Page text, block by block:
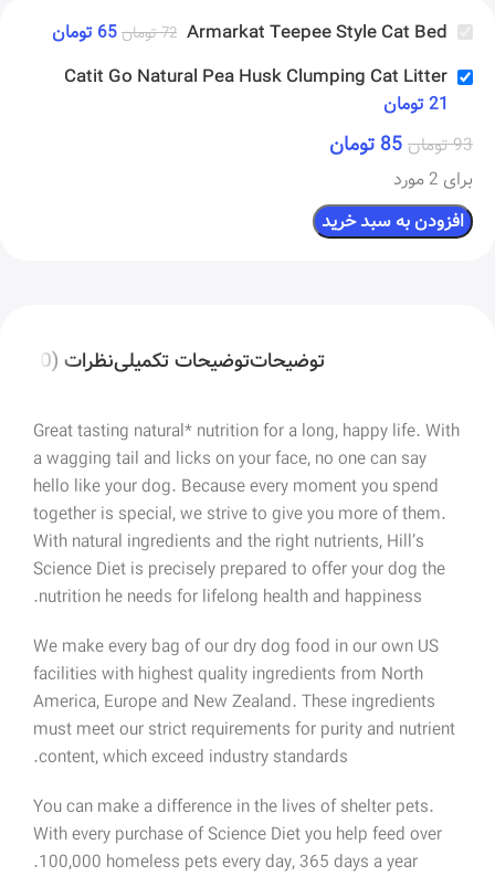
Armarkat Teepee Style Cat Bed
72تومان65 تومان
Catit Go Natural Pea Husk Clumping Cat Litter
21تومان
93تومان 85 تومان
برای 2 مورد
افزودن به سبد خرید
توضیحاتتوضیحات تکمیلینظرات (0)
Great tasting natural* nutrition for a long, happy life. With
a wagging tail and licks on your face, no one can say
hello like your dog. Because every moment you spend
together is special, we strive to give you more of them.
With natural ingredients and the right nutrients, Hill’s
Science Diet is precisely prepared to offer your dog the
nutrition he needs for lifelong health and happiness.
We make every bag of our dry dog food in our own US
facilities with highest quality ingredients from North
America, Europe and New Zealand. These ingredients
must meet our strict requirements for purity and nutrient
content, which exceed industry standards.
You can make a difference in the lives of shelter pets.
With every purchase of Science Diet you help feed over
100,000 homeless pets every day, 365 days a year.